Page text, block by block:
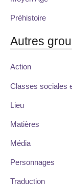
Préhistoire
Autres
Action
Classes sociales
Lieu
Matières
Média
Personnages
Traduction